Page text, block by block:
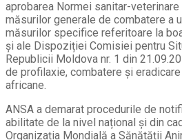
aprobarea Normei sanitar-
măsurilor generale de combatere a
măsurilor specifice referitoare la
și ale Dispoziției Comisiei pentru
Republicii Moldova nr. 1 din
de profilaxie, combatere și
africane.
ANSA a demarat procedurile de
abilitate de la nivel național și din
Organizația Mondială a Sănătății